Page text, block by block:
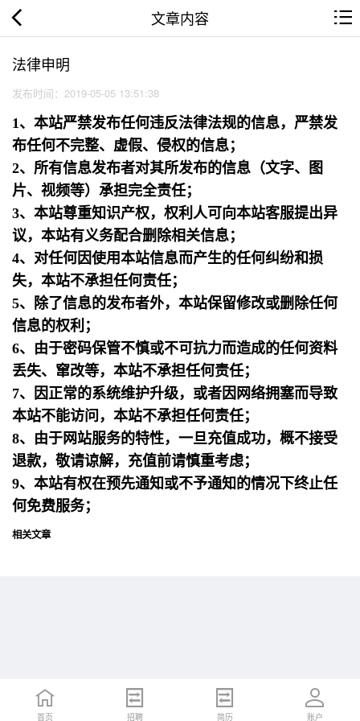
文章内容
法律申明
发布时间：2019-05-05 13:51:38
1、本站严禁发布任何违反法律法规的信息，严禁发
布任何不完整、虚假、侵权的信息；
2、所有信息发布者对其所发布的信息（文字、图
片、视频等）承担完全责任；
3、本站尊重知识产权，权利人可向本站客服提出异
议，本站有义务配合删除相关信息；
4、对任何因使用本站信息而产生的任何纠纷和损
失，本站不承担任何责任；
5、除了信息的发布者外，本站保留修改或删除任何
信息的权利；
6、由于密码保管不慎或不可抗力而造成的任何资料
丢失、窜改等，本站不承担任何责任；
7、因正常的系统维护升级，或者因网络拥塞而导致
本站不能访问，本站不承担任何责任；
8、由于网站服务的特性，一旦充值成功，概不接受
退款，敬请谅解，充值前请慎重考虑；
9、本站有权在预先通知或不予通知的情况下终止任
何免费服务；
相关文章
首页 招聘 简历 账户
首页 招聘 简历 账户